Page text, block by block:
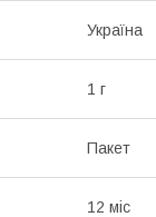
Україна
1 г
Пакет
12 міс